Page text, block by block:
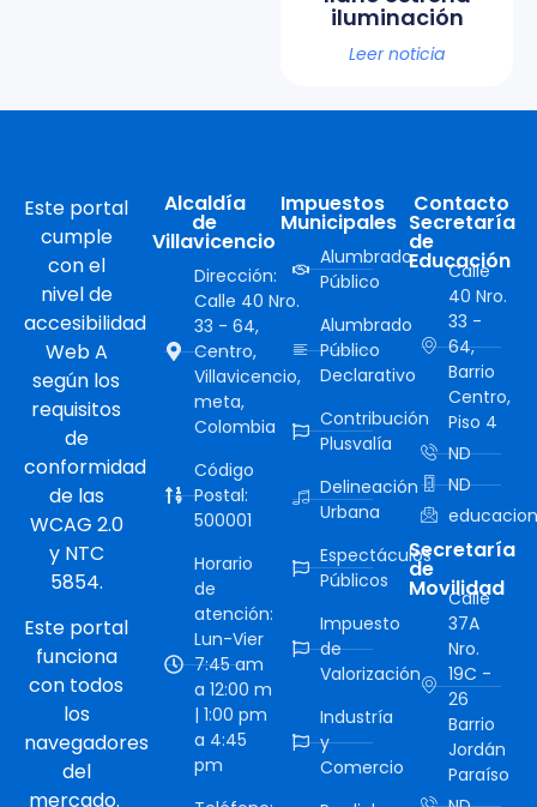
iluminación
Leer noticia
Este portal
cumple
con el
nivel de
accesibilidad
Web A
según los
requisitos
de
conformidad
de las
WCAG 2.0
y NTC
5854.
Este portal
funciona
con todos
los
navegadores
del
mercado.
Alcaldía
de
Villavicencio
Dirección:
Calle 40 Nro.
33 - 64,
Centro,
Villavicencio,
meta,
Colombia
Código
Postal:
500001
Horario
de
atención:
Lun-Vier
7:45 am
a 12:00 m
| 1:00 pm
a 4:45
pm
Impuestos
Municipales
Alumbrado
Público
Alumbrado
Público
Declarativo
Contribución
Plusvalía
Delineación
Urbana
Espectáculos
Públicos
Impuesto
de
Valorización
Industría
y
Comercio
Contacto
Secretaría
de
Educación
Calle
40 Nro.
33 -
64,
Barrio
Centro,
Piso 4
ND
ND
Secretaría
de
Movilidad
Calle
37A
Nro.
19C -
26
Barrio
Jordán
Paraíso